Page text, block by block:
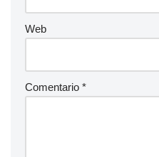
Web
Comentario *